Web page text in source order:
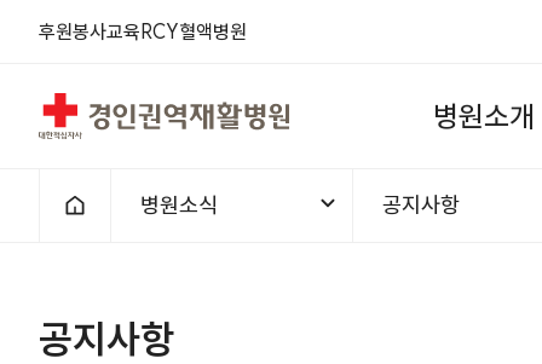
후원봉사교육 RCY혈액병원
경인권역재활병원 병원소개
홈으로
병원소식 공지사항
공지사항